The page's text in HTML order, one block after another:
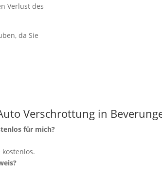
Verlust des
da Sie
Verschrottung in
für mich?